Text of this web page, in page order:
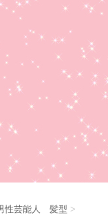
性芸能人 髪型 >